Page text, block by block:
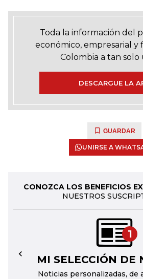
Toda la información del
económico, empresarial y
Colombia a tan solo
DESCARGUE LA
GUARDAR
UNIRSE A
CONOZCA LOS BENEFICIOS
NUESTROS
1
MI SELECCIÓN DE
Noticias personalizadas, de
←